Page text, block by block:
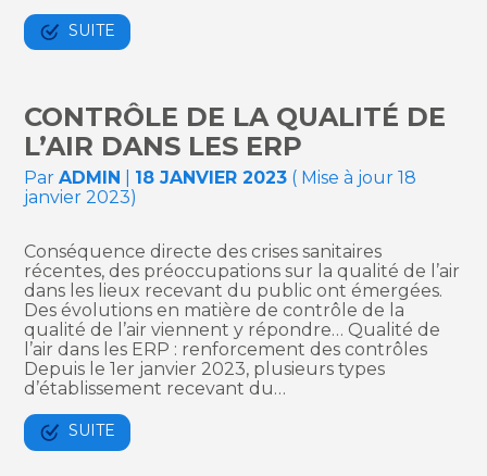
SUITE
CONTRÔLE DE LA QUALITÉ DE
L’AIR DANS LES ERP
ParADMIN 18 JANVIER 2023 ( Mise à jour 18
janvier 2023)
Conséquence directe des crises sanitaires
récentes, des préoccupations sur la qualité de l’air
dans les lieux recevant du public ont émergées.
Des évolutions en matière de contrôle de la
qualité de l’air viennent y répondre… Qualité de
l’air dans les ERP : renforcement des contrôles
Depuis le 1er janvier 2023, plusieurs types
d’établissement recevant du…
SUITE